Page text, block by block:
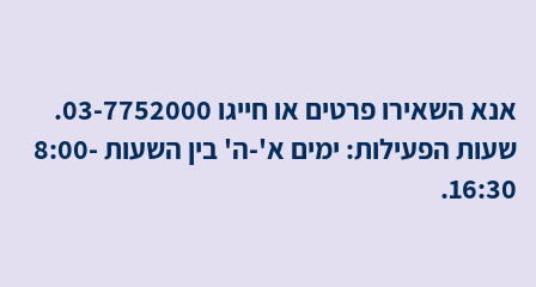
אנא השאירו פרטים או חייגו 03-7752000.
שעות הפעילות: ימים א'-ה' בין השעות 8:00-
16:30.